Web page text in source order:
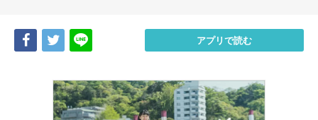
Share Tweet アプリで読む